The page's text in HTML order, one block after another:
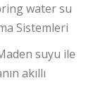
water su
Sistemleri
suyu ile
akıllı